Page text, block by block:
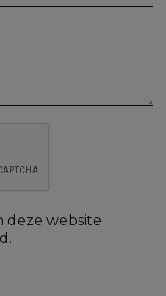
deze website